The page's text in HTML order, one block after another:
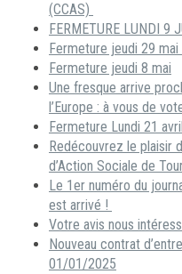
(CCAS)
FERMETURE LUNDI 9
Fermeture jeudi 29
Fermeture jeudi 8 mai
Une fresque arrive
l’Europe : à vous de
Fermeture Lundi 21 avril
Redécouvrez le plaisir
d’Action Sociale de
Le 1er numéro du
est arrivé !
Votre avis nous
Nouveau contrat
01/01/2025